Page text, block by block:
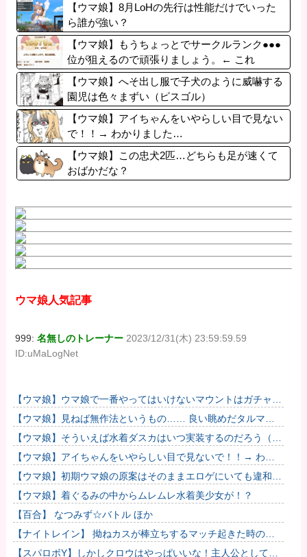
【ウマ娘】8月LoHの先行は性能だけでいった
ら誰が強い？
【ウマ娘】もうちょっとでサークルランク●●●
位が狙えるので頑張りましょう。← これ
【ウマ娘】へそ出し服で子犬のように威嚇する
園児は色々まずい（ピスゴル）
【ウマ娘】アイちゃんをいやらしい目で見ない
で！！→ わかりました…
【ウマ娘】この忠犬2匹…どちらも足が速くて
おばかだな？
ウマ娘人気記事
999:名無しのトレーナー 2023/12/31(木) 23:59:59.59
ID:uMaLogNet
【ウマ娘】ウマ娘で一番やってはいけないマウントはガチャで
も育成でもグッズでもなく、これ。
【ウマ娘】見ねば無作法というもの…… 良い眺めだタルマ
エ…（殴
【ウマ娘】そういえば水着ダスカはいつ実装するのだろう（ﾃﾞ
ｯｯｯ
【ウマ娘】アイちゃんをいやらしい目で見ないで！！→ わか
りました…
【ウマ娘】初期ウマ娘の原案はそのままエロゲにいても違和感
がないんだ。
【ウマ娘】着ぐるみの中からムレムレ水着美少女が！？
【百合】 なつみず☆バトル ほか
【ナイトレイン】 拗ねカスが棒立ちするマッチ起きた時の対
処法
【スパロボY】しかしクロウはやっぱいいな！主人公として魅